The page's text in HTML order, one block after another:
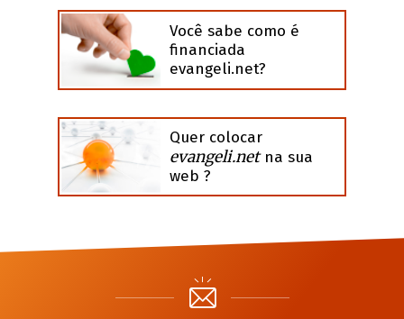
Você sabe como é
financiada
evangeli.net?
Quer colocar
evangeli.netna sua
web ?